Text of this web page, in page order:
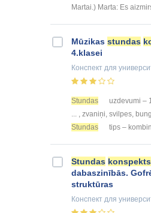
Martai.) Marta: Es
Mūzikas stundas
4.klasei
Конспект для
Stundas
uzdevumi –
... , zvaniņi, svilpes,
Stundas
tips –
Stundas konspekts
dabaszinībās.
struktūras
Конспект для